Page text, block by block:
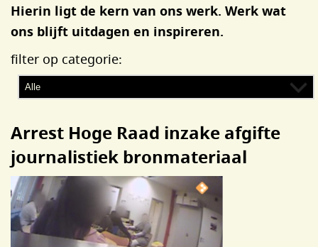
Hierin ligt de kern van ons werk. Werk wat
ons blijft uitdagen en inspireren.
filter op categorie:
Arrest Hoge Raad inzake afgifte
journalistiek bronmateriaal